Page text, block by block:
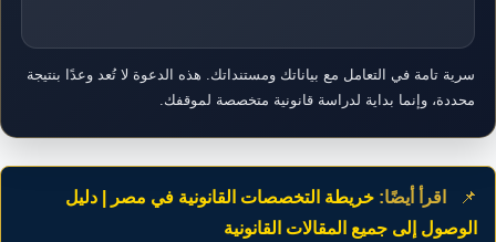
سرية تامة في التعامل مع بياناتك ومستنداتك. هذه الدعوة لا تُعد وعدًا بنتيجة
محددة، وإنما بداية لدراسة قانونية متخصصة لموقفك.
📌 اقرأ أيضًا: خريطة التخصصات القانونية في مصر | دليل
الوصول إلى جميع المقالات القانونية